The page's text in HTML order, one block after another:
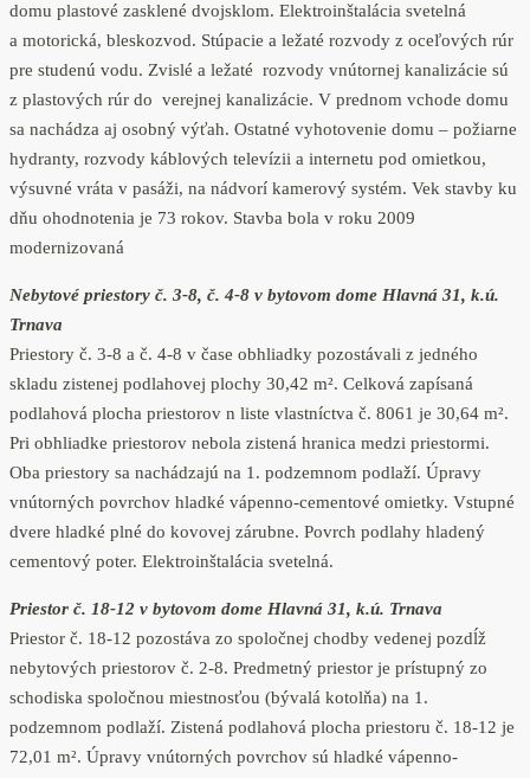
domu plastové zasklené dvojsklom. Elektroinštalácia svetelná
a motorická, bleskozvod. Stúpacie a ležaté rozvody z oceľových rúr
pre studenú vodu. Zvislé a ležaté rozvody vnútornej kanalizácie sú
z plastových rúr do verejnej kanalizácie. V prednom vchode domu
sa nachádza aj osobný výťah. Ostatné vyhotovenie domu – požiarne
hydranty, rozvody káblových televízii a internetu pod omietkou,
výsuvné vráta v pasáži, na nádvorí kamerový systém. Vek stavby ku
dňu ohodnotenia je 73 rokov. Stavba bola v roku 2009
modernizovaná
Nebytové priestory č. 3-8, č. 4-8 v bytovom dome Hlavná 31, k.ú.
Trnava
Priestory č. 3-8 a č. 4-8 v čase obhliadky pozostávali z jedného
skladu zistenej podlahovej plochy 30,42 m². Celková zapísaná
podlahová plocha priestorov n liste vlastníctva č. 8061 je 30,64 m².
Pri obhliadke priestorov nebola zistená hranica medzi priestormi.
Oba priestory sa nachádzajú na 1. podzemnom podlaží. Úpravy
vnútorných povrchov hladké vápenno-cementové omietky. Vstupné
dvere hladké plné do kovovej zárubne. Povrch podlahy hladený
cementový poter. Elektroinštalácia svetelná.
Priestor č. 18-12 v bytovom dome Hlavná 31, k.ú. Trnava
Priestor č. 18-12 pozostáva zo spoločnej chodby vedenej pozdĺž
nebytových priestorov č. 2-8. Predmetný priestor je prístupný zo
schodiska spoločnou miestnosťou (bývalá kotolňa) na 1.
podzemnom podlaží. Zistená podlahová plocha priestoru č. 18-12 je
72,01 m². Úpravy vnútorných povrchov sú hladké vápenno-